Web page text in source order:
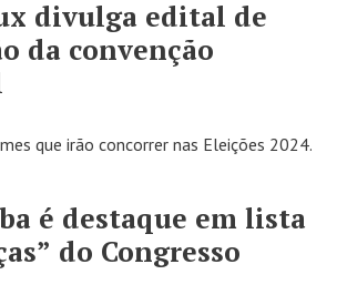
divulga edital de
da convenção
que irão concorrer nas Eleições 2024.
é destaque em lista
do Congresso